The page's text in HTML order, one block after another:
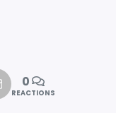
Mail0
REACTIONS